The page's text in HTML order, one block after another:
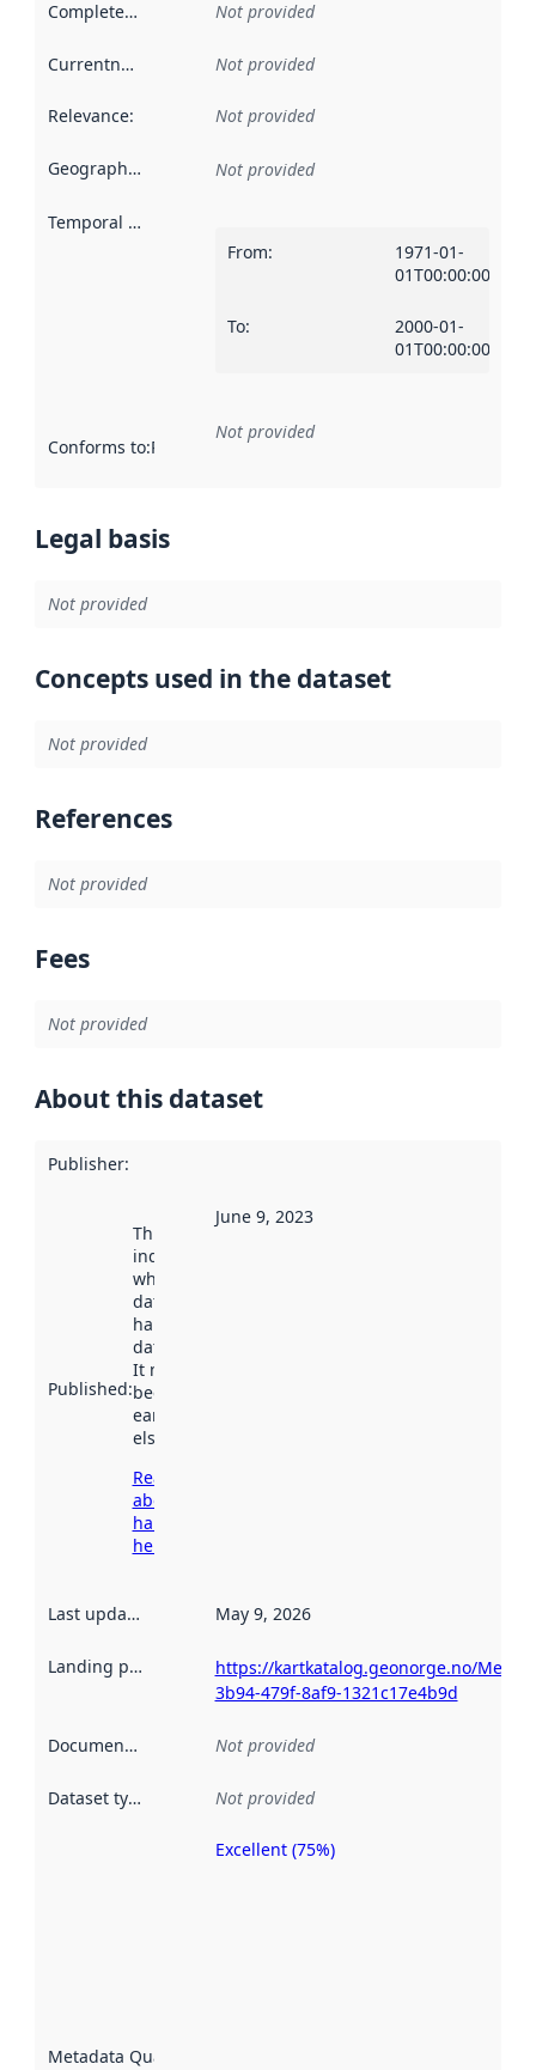
Completeness Not provided
Currentness Not provided
Relevance: Not provided
Geographical scope Not provided
Temporal scope
From:
1971-01-
01T00:00:00Z
To:
2000-01-
01T00:00:00Z
Conforms to:Reference to an implementation rule or other
Not provided
Legal basis
Not provided
Concepts used in the dataset
Not provided
References
Not provided
Fees
Not provided
About this dataset
Publisher:
Published:
This date
indicates
when the
dataset was
harvested by
data.norge.no.
It may have
been available
earlier
elsewhere.
Read more
about
harvesting
here
June 9, 2023
Last updated May 9, 2026
Landing page
https://kartkatalog.geonorge.no/
3b94-479f-8af9-1321c17e4b9d
Documentation Not provided
Dataset type Not provided
Metadata Quality
Excellent (75%)